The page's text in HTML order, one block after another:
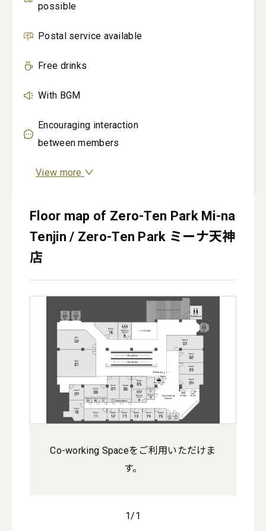
possible
Postal service available
Free drinks
With BGM
Encouraging interaction
between members
View more
Floor map of Zero-Ten Park Mi-na
Tenjin / Zero-Ten Park ミーナ天神
店
Co-working Spaceをご利用いただけま
す。
1/1